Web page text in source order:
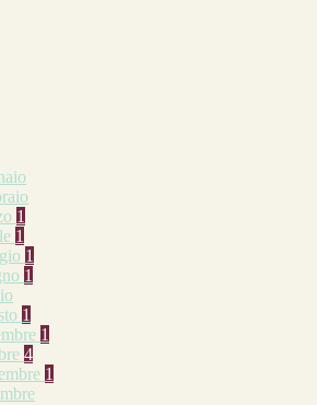
1
1
1
1
1
1
4
1